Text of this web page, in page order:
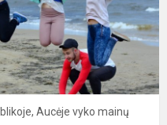
Aucėje vyko mainų